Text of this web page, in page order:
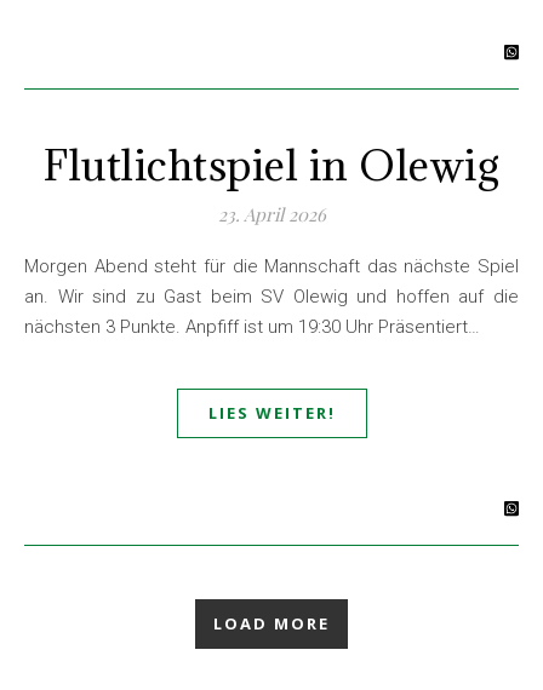
Flutlichtspiel in Olewig
23. April 2026
Morgen Abend steht für die Mannschaft das nächste Spiel
an. Wir sind zu Gast beim SV Olewig und hoffen auf die
nächsten 3 Punkte. Anpfiff ist um 19:30 Uhr Präsentiert…
LIES WEITER!
LOAD MORE